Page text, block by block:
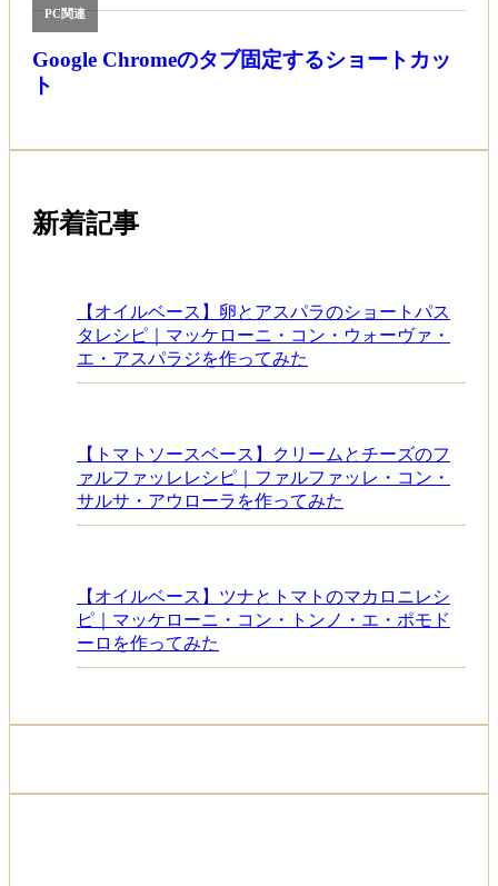
PC関連
Google Chromeのタブ固定するショートカッ
ト
新着記事
【オイルベース】卵とアスパラのショートパス
タレシピ｜マッケローニ・コン・ウォーヴァ・
エ・アスパラジを作ってみた
【トマトソースベース】クリームとチーズのフ
ァルファッレレシピ｜ファルファッレ・コン・
サルサ・アウローラを作ってみた
【オイルベース】ツナとトマトのマカロニレシ
ピ｜マッケローニ・コン・トンノ・エ・ポモド
ーロを作ってみた